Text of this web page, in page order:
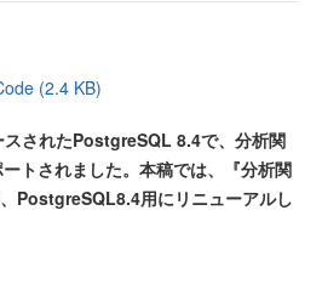
(2.4 KB)
されたPostgreSQL 8.4で、分析関
トされました。本稿では、『分析関
PostgreSQL8.4用にリニューアルし